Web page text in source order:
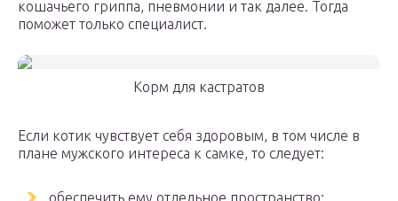
кошачьего гриппа, пневмонии и так далее. Тогда
поможет только специалист.
Корм для кастратов
Если котик чувствует себя здоровым, в том числе в
плане мужского интереса к самке, то следует:
обеспечить ему отдельное пространство;